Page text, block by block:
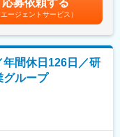
トが1パターン追加とな
若干変更となる場合あり
て成長できる環境があり
土曜出勤の際は他支店
～12時30分又は8時30
し）。
務：５名）
栄養士：1名、事務：5
はあくまでも目安の金
があります。月給(月額)は
エージェントサービス）
間休日126日／研
グループ